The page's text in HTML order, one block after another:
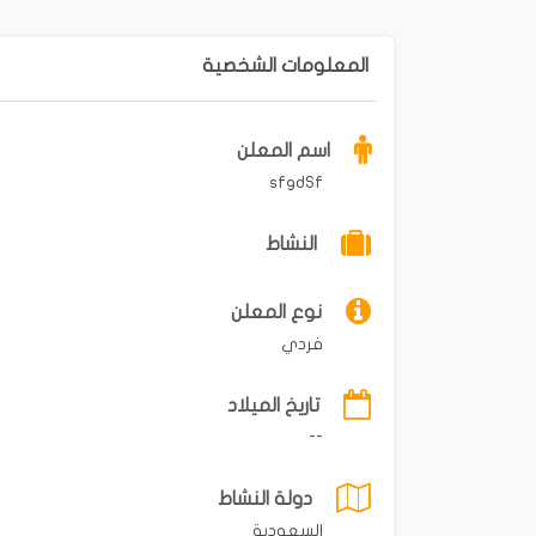
المعلومات الشخصية
اسم المعلن
sfgdSf
النشاط
نوع المعلن
فردي
تاريخ الميلاد
--
دولة النشاط
السعودية